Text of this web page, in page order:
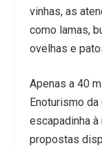
vinhas, as
como lamas,
ovelhas e
Apenas a 40
Enoturismo
escapadinha
propostas